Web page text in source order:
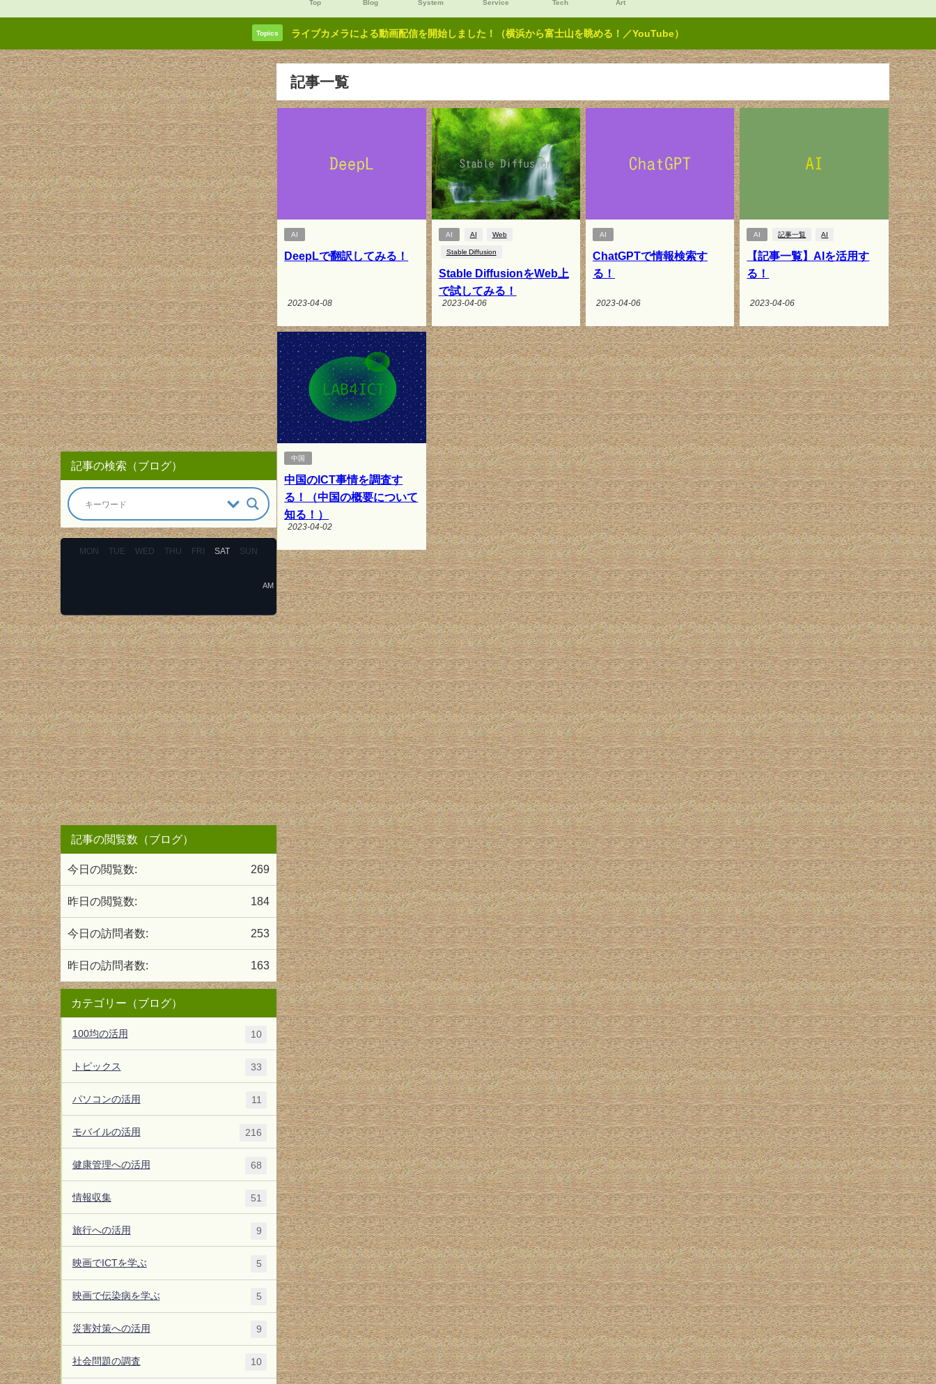
Top Blog System Service Tech Art
Topics ライブカメラによる動画配信を開始しました！（横浜から富士山を眺める！／YouTube）
記事一覧
AI
DeepLで翻訳してみる！
2023-04-08
AI AI Web
Stable Diffusion
Stable DiffusionをWeb上
で試してみる！
2023-04-06
AI
ChatGPTで情報検索す
る！
2023-04-06
AI 記事一覧 AI
【記事一覧】AIを活用す
る！
2023-04-06
中国
中国のICT事情を調査す
る！（中国の概要について
知る！）
2023-04-02
記事の検索（ブログ）
MON TUE WED THU FRI SAT SUN
AM
記事の閲覧数（ブログ）
269
今日の閲覧数:
184
昨日の閲覧数:
253
今日の訪問者数:
163
昨日の訪問者数:
カテゴリー（ブログ）
100均の活用 10
トピックス 33
パソコンの活用 11
モバイルの活用 216
健康管理への活用 68
情報収集 51
旅行への活用 9
映画でICTを学ぶ 5
映画で伝染病を学ぶ 5
災害対策への活用 9
社会問題の調査 10